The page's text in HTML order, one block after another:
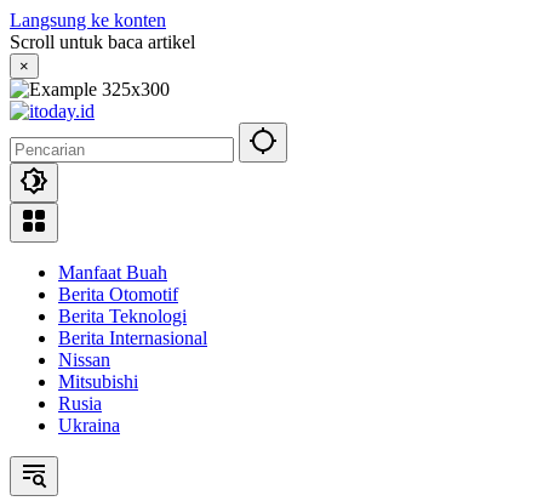
Langsung ke konten
Scroll untuk baca artikel
×
Manfaat Buah
Berita Otomotif
Berita Teknologi
Berita Internasional
Nissan
Mitsubishi
Rusia
Ukraina